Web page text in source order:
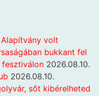
volt
bukkant fel
2026.08.10.
2026.08.10.
sőt kibérelheted